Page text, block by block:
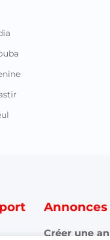
Créer une